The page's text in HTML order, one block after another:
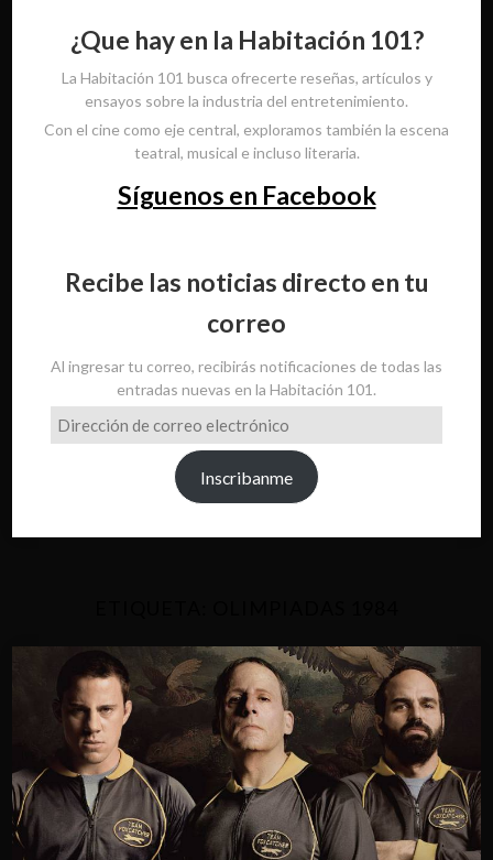
¿Que hay en la Habitación 101?
La Habitación 101 busca ofrecerte reseñas, artículos y
ensayos sobre la industria del entretenimiento.
Con el cine como eje central, exploramos también la escena
teatral, musical e incluso literaria.
Síguenos en Facebook
Recibe las noticias directo en tu
correo
Al ingresar tu correo, recibirás notificaciones de todas las
entradas nuevas en la Habitación 101.
Dirección
de
Inscribanme